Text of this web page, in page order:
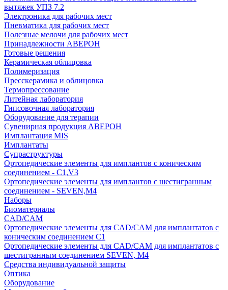
вытяжек УПЗ 7.2
Электроника для рабочих мест
Пневматика для рабочих мест
Полезные мелочи для рабочих мест
Принадлежности АВЕРОН
Готовые решения
Керамическая облицовка
Полимеризация
Пресскерамика и облицовка
Термопрессование
Литейная лаборатория
Гипсовочная лаборатория
Оборудование для терапии
Сувенирная продукция АВЕРОН
Имплантация MIS
Имплантаты
Супраструктуры
Ортопедические элементы для имплантов с коническим
соединением - C1,V3
Ортопедические элементы для имплантов с шестигранным
соединением - SEVEN,M4
Наборы
Биоматериалы
CAD/CAM
Ортопедические элементы для CAD/CAM для имплантатов с
коническим соединением С1
Ортопедические элементы для CAD/CAM для имплантатов с
шестигранным соединением SEVEN, М4
Средства индивидуальной защиты
Оптика
Оборудование